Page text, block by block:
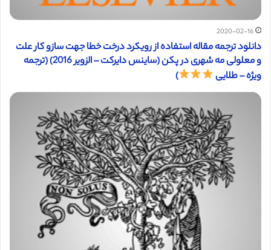
2020-02-16
دانلود ترجمه مقاله استفاده از رویکرد درخت خطا جهت سازو کار علت
و معلولی مه شهری در پکن (ساینس دایرکت – الزویر 2016) (ترجمه
ویژه – طلایی
)